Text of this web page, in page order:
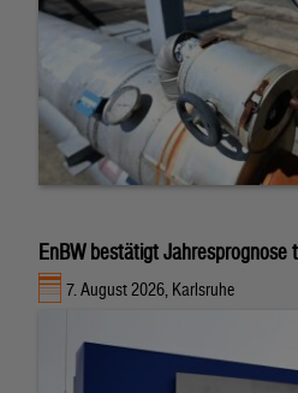
EnBW bestätigt Jahresprognose
7. August 2026, Karlsruhe